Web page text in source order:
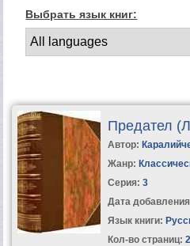
Выбрать язык книг:
Предател
Автор:
Жанр:
Серия: 3
Дата
Язык книги:
Кол-во страниц: 2